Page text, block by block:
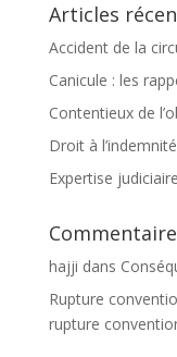
Articles
Accident de la
Canicule : les
Contentieux de
Droit à
Expertise
hajji dans
Rupture
rupture